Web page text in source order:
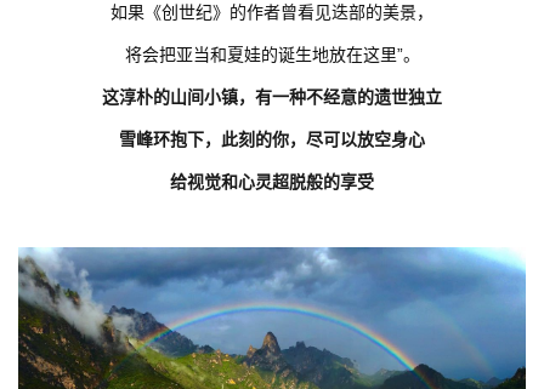
如果《创世纪》的作者曾看见迭部的美景，
将会把亚当和夏娃的诞生地放在这里”。
这淳朴的山间小镇，有一种不经意的遗世独立
雪峰环抱下，此刻的你，尽可以放空身心
给视觉和心灵超脱般的享受